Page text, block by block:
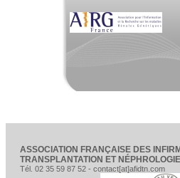
ASSOCIATION FRANÇAISE DES
TRANSPLANTATION ET NÉPHROLOGIE
Tél. 02 35 59 87 52 - contact[at]afidtn.com